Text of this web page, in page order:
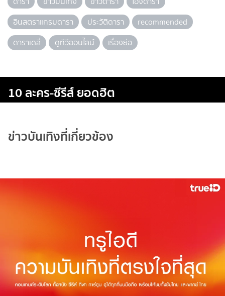
อินสตราแกรมดารา
ประวัติดารา
recommended
ดาราเดลี่
ดูทีวีออนไลน์ เรื่องย่อ
10 ละคร-ซีรีส์ ยอดฮิต
ข่าวบันเทิงที่เกี่ยวข้อง